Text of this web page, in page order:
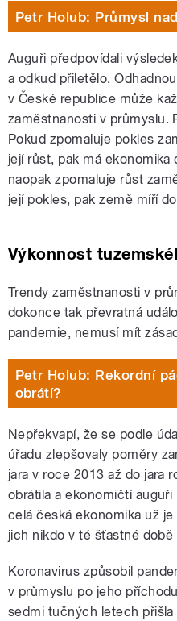
Petr Holub: Průmysl
Auguři předpovídali
a odkud přiletělo.
v České republice může
zaměstnanosti v průmyslu.
Pokud zpomaluje pokles
její růst, pak má
naopak zpomaluje růst
její pokles, pak země míří
Výkonnost
Trendy zaměstnanosti v
dokonce tak převratná
pandemie, nemusí mít
Petr Holub: Rekordní
obrátí?
Nepřekvapí, že se podle
úřadu zlepšovaly poměry
jara v roce 2013 až do jara
obrátila a ekonomičtí
celá česká ekonomika už
jich nikdo v té šťastné době
Koronavirus způsobil
v průmyslu po jeho
sedmi tučných letech přišla